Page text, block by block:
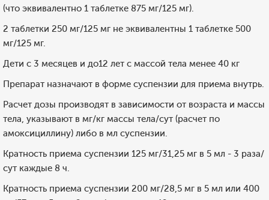
(что эквивалентно 1 таблетке 875 мг/125 мг).
2 таблетки 250 мг/125 мг не эквивалентны 1 таблетке 500
мг/125 мг.
Дети с 3 месяцев и до12 лет с массой тела менее 40 кг
Препарат назначают в форме суспензии для приема внутрь.
Расчет дозы производят в зависимости от возраста и массы
тела, указывают в мг/кг массы тела/сут (расчет по
амоксициллину) либо в мл суспензии.
Кратность приема суспензии 125 мг/31,25 мг в 5 мл - 3 раза/
сут каждые 8 ч.
Кратность приема суспензии 200 мг/28,5 мг в 5 мл или 400